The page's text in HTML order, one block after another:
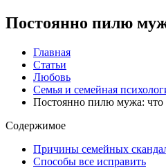
Постоянно пилю
Главная
Статьи
Любовь
Семья и семейная
Постоянно пилю мужа: что
Содержимое
Причины семейных
Способы все исправить